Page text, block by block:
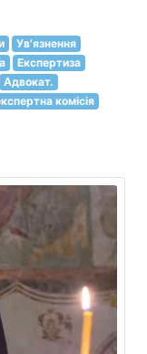
Ув'язнення
Експертиза
Адвокат.
комісія